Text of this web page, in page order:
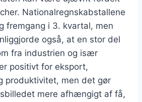
Nationalregnskabstallene
fremgang i 3. kvartal, men
også, at en stor del
fra industrien og især
positivt for eksport,
produktivitet, men det gør
mere afhængigt af få,